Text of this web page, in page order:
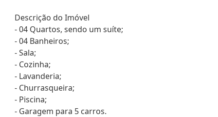
Descrição do Imóvel
- 04 Quartos, sendo um suíte;
- 04 Banheiros;
- Sala;
- Cozinha;
- Lavanderia;
- Churrasqueira;
- Piscina;
- Garagem para 5 carros.